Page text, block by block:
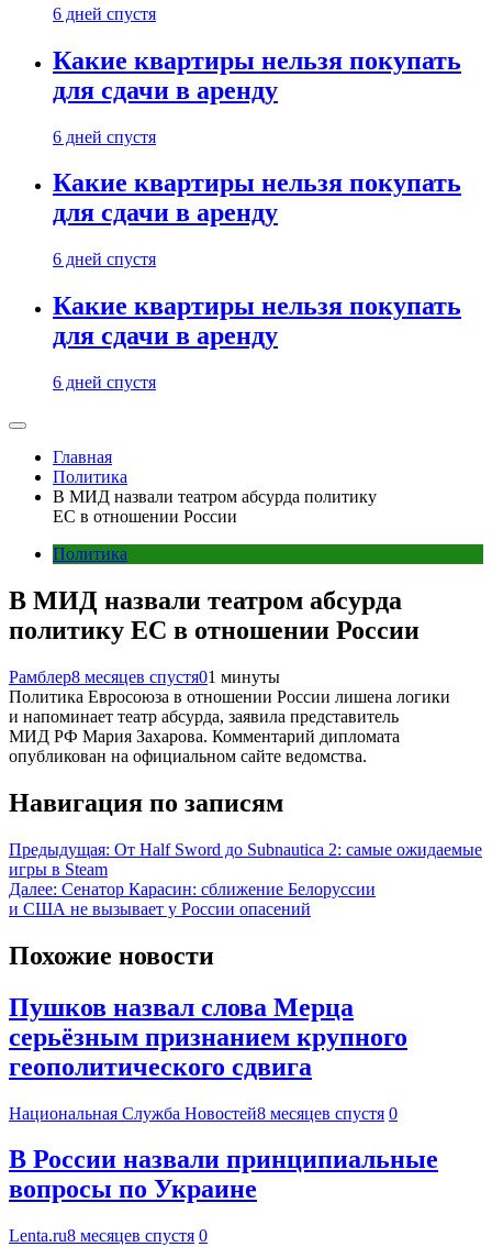
6 дней спустя
Какие квартиры нельзя покупать
для сдачи в аренду
6 дней спустя
Какие квартиры нельзя покупать
для сдачи в аренду
6 дней спустя
Какие квартиры нельзя покупать
для сдачи в аренду
6 дней спустя
Главная
Политика
В МИД назвали театром абсурда политику
ЕС в отношении России
Политика
В МИД назвали театром абсурда
политику ЕС в отношении России
Рамблер8 месяцев спустя01 минуты
Политика Евросоюза в отношении России лишена логики
и напоминает театр абсурда, заявила представитель
МИД РФ Мария Захарова. Комментарий дипломата
опубликован на официальном сайте ведомства.
Навигация по записям
Предыдущая: От Half Sword до Subnautica 2: самые ожидаемые
игры в Steam
Далее: Сенатор Карасин: сближение Белоруссии
и США не вызывает у России опасений
Похожие новости
Пушков назвал слова Мерца
серьёзным признанием крупного
геополитического сдвига
Национальная Служба Новостей8 месяцев спустя 0
В России назвали принципиальные
вопросы по Украине
Lenta.ru8 месяцев спустя 0